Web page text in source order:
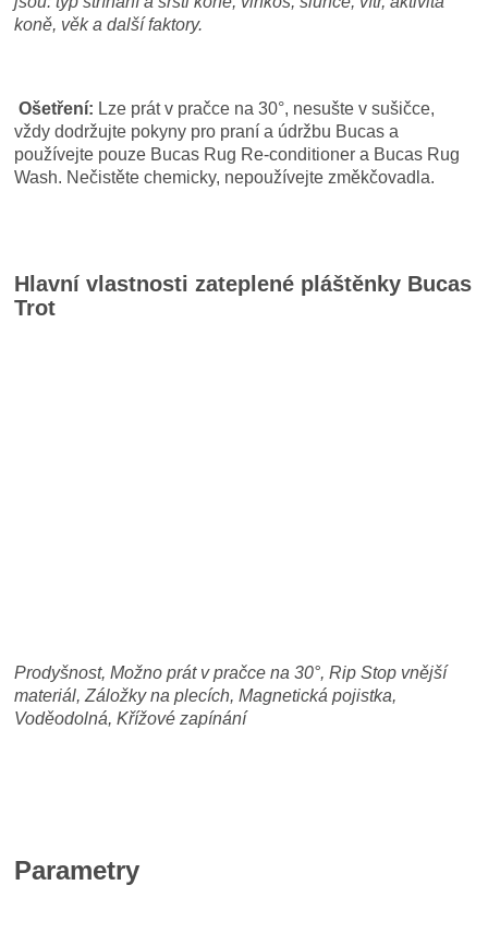
koně, věk a další faktory.
Ošetření: Lze prát v pračce na 30°, nesušte v sušičce,
vždy dodržujte pokyny pro praní a údržbu Bucas a
používejte pouze Bucas Rug Re-conditioner a Bucas Rug
Wash. Nečistěte chemicky, nepoužívejte změkčovadla.
Hlavní vlastnosti zateplené pláštěnky Bucas
Trot
Prodyšnost, Možno prát v pračce na 30°, Rip Stop vnější
materiál, Záložky na plecích, Magnetická pojistka,
Voděodolná, Křížové zapínání
Parametry